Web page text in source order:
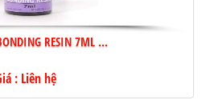
RESIN 7ML ...
: Liên hệ